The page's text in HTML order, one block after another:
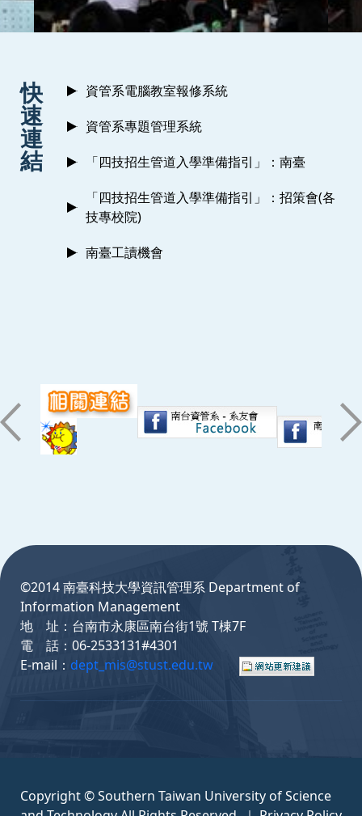
快
速
連
結
資管系電腦教室報修系統
資管系專題管理系統
「四技招生管道入學準備指引」：南臺
「四技招生管道入學準備指引」：招策會(各
技專校院)
南臺工讀機會
©2014 南臺科技大學資訊管理系 Department of
Information Management
地 址：台南市永康區南台街1號 T棟7F
電 話：06-2533131#4301
E-mail： dept_mis@stust.edu.tw
Copyright © Southern Taiwan University of Science